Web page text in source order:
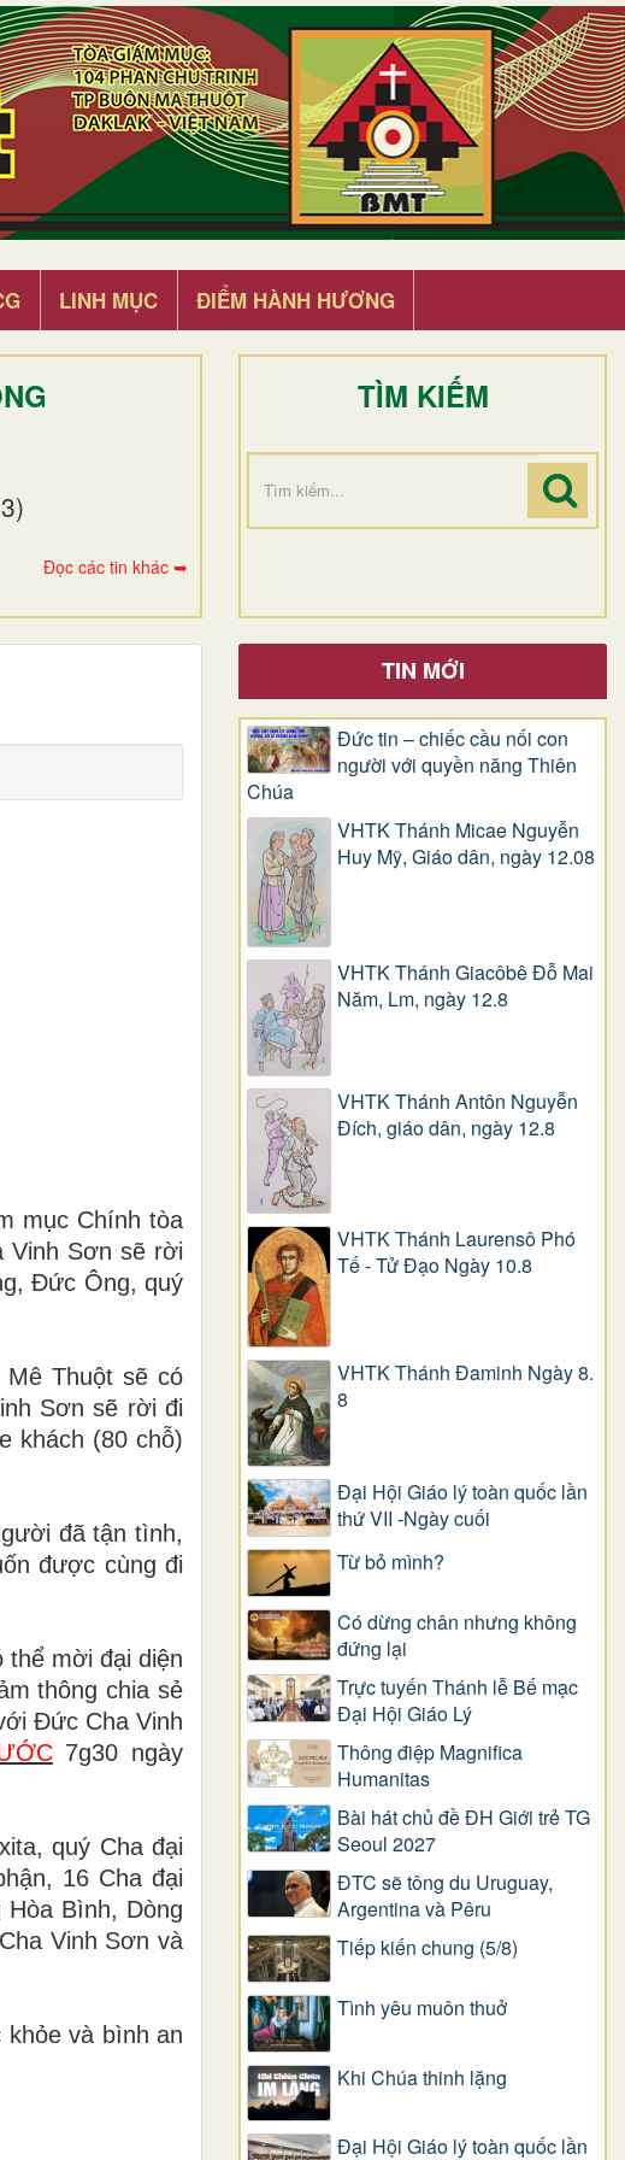
LINH MỤC ĐIỂM HÀNH HƯƠNG
Đọc các tin khác ➥
TÌM KIẾM
mục Chính tòa
Vinh Sơn sẽ rời
Đức Ông, quý
Thuột sẽ có
Sơn sẽ rời đi
khách (80 chỗ)
đã tận tình,
được cùng đi
thể mời đại diện
thông chia sẻ
Đức Cha Vinh
7g30 ngày
quý Cha đại
16 Cha đại
Bình, Dòng
Vinh Sơn và
và bình an
TIN MỚI
Đức tin – chiếc cầu nối con
người với quyền năng Thiên
Chúa
VHTK Thánh Micae Nguyễn
Huy Mỹ, Giáo dân, ngày 12.08
VHTK Thánh Giacôbê Ðỗ Mai
Năm, Lm, ngày 12.8
VHTK Thánh Antôn Nguyễn
Ðích, giáo dân, ngày 12.8
VHTK Thánh Laurensô Phó
Tế - Tử Đạo Ngày 10.8
VHTK Thánh Đaminh Ngày 8.
8
Đại Hội Giáo lý toàn quốc lần
thứ VII -Ngày cuối
Từ bỏ mình?
Có dừng chân nhưng không
đứng lại
Trực tuyến Thánh lễ Bế mạc
Đại Hội Giáo Lý
Thông điệp Magnifica
Humanitas
Bài hát chủ đề ĐH Giới trẻ TG
Seoul 2027
ĐTC sẽ tông du Uruguay,
Argentina và Pêru
Tiếp kiến chung (5/8)
Tình yêu muôn thuở
Khi Chúa thinh lặng
Đại Hội Giáo lý toàn quốc lần